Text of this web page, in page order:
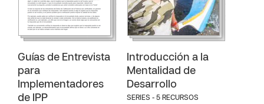
Guías de Entrevista
para
Implementadores
de IPP
Introducción a la
Mentalidad de
Desarrollo
SERIES - 5 RECURSOS